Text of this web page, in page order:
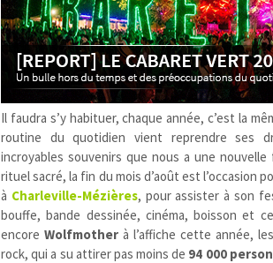
Il faudra s’y habituer, chaque année, c’est la
routine du quotidien vient reprendre ses
incroyables souvenirs que nous a une
rituel sacré, la fin du mois d’août est l’occasion
à Charleville-Mézières, pour assister à son
bouffe, bande dessinée, cinéma, boisson et
encoreWolfmother à l’affiche cette année,
rock, qui a su attirer pas moins de 94 000